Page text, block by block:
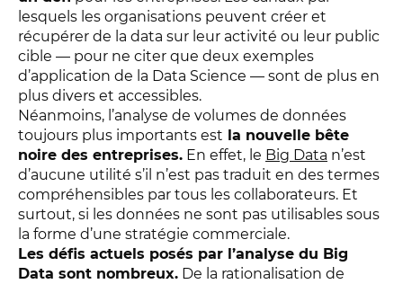
lesquels les organisations peuvent créer et
récupérer de la data sur leur activité ou leur public
cible — pour ne citer que deux exemples
d’application de la Data Science — sont de plus en
plus divers et accessibles.
Néanmoins, l’analyse de volumes de données
toujours plus importants est la nouvelle bête
noire des entreprises. En effet, le Big Data n’est
d’aucune utilité s’il n’est pas traduit en des termes
compréhensibles par tous les collaborateurs. Et
surtout, si les données ne sont pas utilisables sous
la forme d’une stratégie commerciale.
Les défis actuels posés par l’analyse du Big
Data sont nombreux. De la rationalisation de